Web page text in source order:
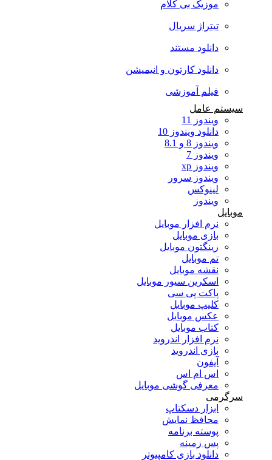
موزیک بی کلام
تیتراژ سریال
دانلود مستند
دانلود کارتون و انیمیشن
فیلم آموزشی
سیستم عامل
ویندوز 11
دانلود ویندوز 10
ویندوز 8 و 8.1
ویندوز 7
ویندوز xp
ویندوز سرور
لینوکس
ویندوز
موبایل
نرم افزار موبایل
بازی موبایل
رینگتون موبایل
تم موبایل
نقشه موبایل
اسکرین سیور موبایل
پاکت پی سی
کلیپ موبایل
عکس موبایل
کتاب موبایل
نرم افزار اندروید
بازی اندروید
آیفون
اس ام اس
معرفی گوشی موبایل
سرگرمی
ابزار دسکتاپ
محافظ نمایش
پوسته برنامه
پس زمینه
دانلود بازی کامپیوتر